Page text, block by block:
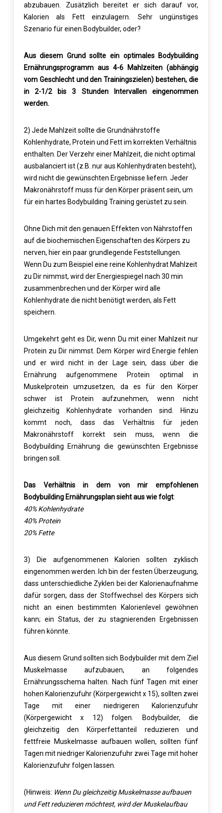
abzubauen. Zusätzlich bereitet er sich darauf vor,
Kalorien als Fett einzulagern. Sehr ungünstiges
Szenario für einen Bodybuilder, oder?
Aus diesem Grund sollte ein optimales Bodybuilding
Ernährungsprogramm aus 4-6 Mahlzeiten (abhängig
vom Geschlecht und den Trainingszielen) bestehen, die
in 2-1/2 bis 3 Stunden Intervallen eingenommen
werden.
2) Jede Mahlzeit sollte die Grundnährstoffe
Kohlenhydrate, Protein und Fett im korrekten Verhältnis
enthalten. Der Verzehr einer Mahlzeit, die nicht optimal
ausbalanciert ist (z.B. nur aus Kohlenhydraten besteht),
wird nicht die gewünschten Ergebnisse liefern. Jeder
Makronährstoff muss für den Körper präsent sein, um
für ein hartes Bodybuilding Training gerüstet zu sein.
Ohne Dich mit den genauen Effekten von Nährstoffen
auf die biochemischen Eigenschaften des Körpers zu
nerven, hier ein paar grundlegende Feststellungen.
Wenn Du zum Beispiel eine reine Kohlenhydrat Mahlzeit
zu Dir nimmst, wird der Energiespiegel nach 30 min
zusammenbrechen und der Körper wird alle
Kohlenhydrate die nicht benötigt werden, als Fett
speichern.
Umgekehrt geht es Dir, wenn Du mit einer Mahlzeit nur
Protein zu Dir nimmst. Dem Körper wird Energie fehlen
und er wird nicht in der Lage sein, dass über die
Ernährung aufgenommene Protein optimal in
Muskelprotein umzusetzen, da es für den Körper
schwer ist Protein aufzunehmen, wenn nicht
gleichzeitig Kohlenhydrate vorhanden sind. Hinzu
kommt noch, dass das Verhältnis für jeden
Makronährstoff korrekt sein muss, wenn die
Bodybuilding Ernährung die gewünschten Ergebnisse
bringen soll.
Das Verhältnis in dem von mir empfohlenen
Bodybuilding Ernährungsplan sieht aus wie folgt:
40% Kohlenhydrate
40% Protein
20% Fette
3) Die aufgenommenen Kalorien sollten zyklisch
eingenommen werden. Ich bin der festen Überzeugung,
dass unterschiedliche Zyklen bei der Kalorienaufnahme
dafür sorgen, dass der Stoffwechsel des Körpers sich
nicht an einen bestimmten Kalorienlevel gewöhnen
kann; ein Status, der zu stagnierenden Ergebnissen
führen könnte.
Aus diesem Grund sollten sich Bodybuilder mit dem Ziel
Muskelmasse aufzubauen, an folgendes
Ernährungsschema halten. Nach fünf Tagen mit einer
hohen Kalorienzufuhr (Körpergewicht x 15), sollten zwei
Tage mit einer niedrigeren Kalorienzufuhr
(Körpergewicht x 12) folgen. Bodybuilder, die
gleichzeitig den Körperfettanteil reduzieren und
fettfreie Muskelmasse aufbauen wollen, sollten fünf
Tagen mit niedriger Kalorienzufuhr zwei Tage mit hoher
Kalorienzufuhr folgen lassen.
(Hinweis: Wenn Du gleichzeitig Muskelmasse aufbauen
und Fett reduzieren möchtest, wird der Muskelaufbau